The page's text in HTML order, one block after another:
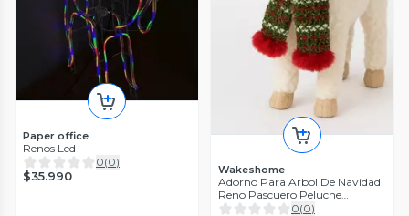
Paper office
Renos Led
0(0)
$35.990 Wakeshome
Adorno Para Arbol De Navidad
Reno Pascuero Peluche
Navideño 48cm
0(0)